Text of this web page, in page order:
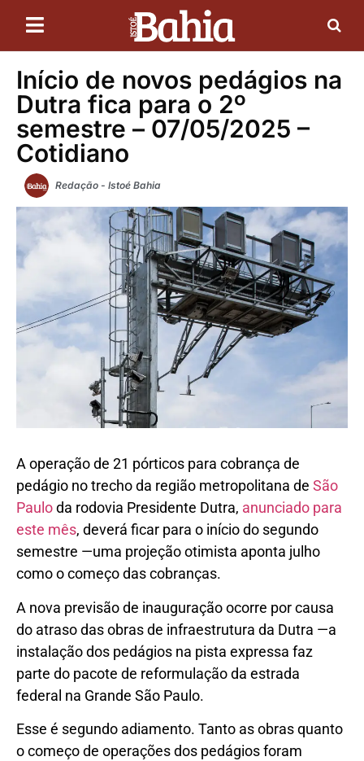
Início de novos pedágios na
Dutra fica para o 2º
semestre – 07/05/2025 –
Cotidiano
Redação - Istoé Bahia
A operação de 21 pórticos para cobrança de
pedágio no trecho da região metropolitana de São
Pauloda rodovia Presidente Dutra, anunciado para
este mês, deverá ficar para o início do segundo
semestre —uma projeção otimista aponta julho
como o começo das cobranças.
A nova previsão de inauguração ocorre por causa
do atraso das obras de infraestrutura da Dutra —a
instalação dos pedágios na pista expressa faz
parte do pacote de reformulação da estrada
federal na Grande São Paulo.
Esse é segundo adiamento. Tanto as obras quanto
o começo de operações dos pedágios foram